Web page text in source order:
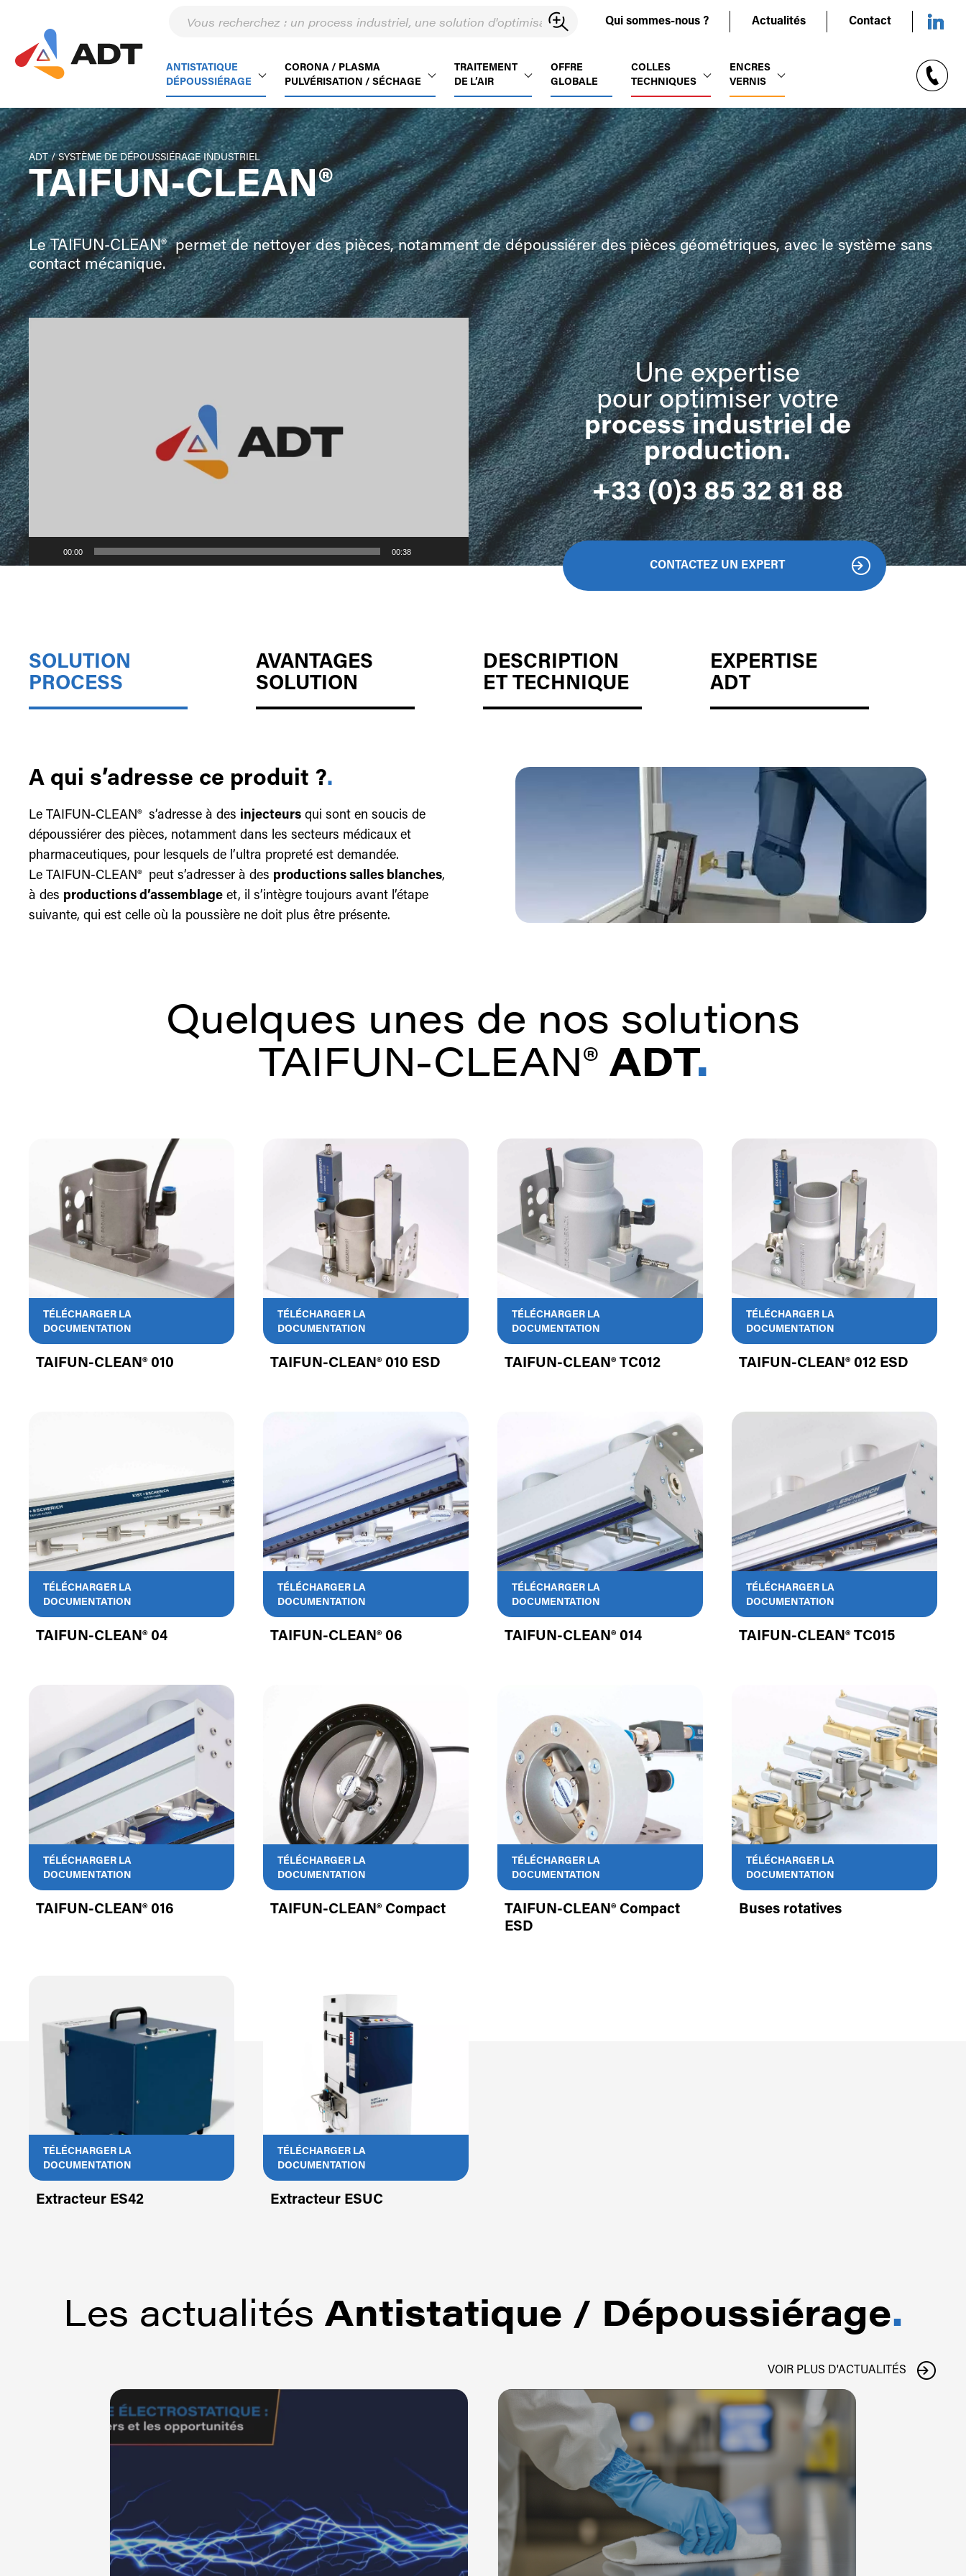
Qui sommes-nous ? Actualités Contact
ANTISTATIQUE
DÉPOUSSIÉRAGE
CORONA / PLASMA
PULVÉRISATION / SÉCHAGE
TRAITEMENT
DE L’AIR
OFFRE
GLOBALE
COLLES
TECHNIQUES
ENCRES
VERNIS
ADT/SYSTÈME DE DÉPOUSSIÉRAGE INDUSTRIEL
TAIFUN-CLEAN®
Le TAIFUN-CLEAN® permet de nettoyer des pièces, notamment de dépoussiérer des pièces géométriques, avec le système sans
contact mécanique.
Lecteur
vidéo
00:00 00:38
Une expertise
pour optimiser votre
process industriel de
production.
+33 (0)3 85 32 81 88
CONTACTEZ UN EXPERT
SOLUTION
PROCESS
AVANTAGES
SOLUTION
DESCRIPTION
ET TECHNIQUE
EXPERTISE
ADT
A qui s’adresse ce produit ?.
Le TAIFUN-CLEAN® s’adresse à des injecteurs qui sont en soucis de
dépoussiérer des pièces, notamment dans les secteurs médicaux et
pharmaceutiques, pour lesquels de l’ultra propreté est demandée.
Le TAIFUN-CLEAN® peut s’adresser à des productions salles blanches,
à des productions d’assemblage et, il s’intègre toujours avant l’étape
suivante, qui est celle où la poussière ne doit plus être présente.
Quelques unes de nos solutions
TAIFUN-CLEAN® ADT.
TÉLÉCHARGER LA
DOCUMENTATION
TAIFUN-CLEAN® 010
TÉLÉCHARGER LA
DOCUMENTATION
TAIFUN-CLEAN® 010 ESD
TÉLÉCHARGER LA
DOCUMENTATION
TAIFUN-CLEAN® TC012
TÉLÉCHARGER LA
DOCUMENTATION
TAIFUN-CLEAN® 012 ESD
TÉLÉCHARGER LA
DOCUMENTATION
TAIFUN-CLEAN® 04
TÉLÉCHARGER LA
DOCUMENTATION
TAIFUN-CLEAN® 06
TÉLÉCHARGER LA
DOCUMENTATION
TAIFUN-CLEAN® 014
TÉLÉCHARGER LA
DOCUMENTATION
TAIFUN-CLEAN® TC015
TÉLÉCHARGER LA
DOCUMENTATION
TAIFUN-CLEAN® 016
TÉLÉCHARGER LA
DOCUMENTATION
TAIFUN-CLEAN® Compact
TÉLÉCHARGER LA
DOCUMENTATION
TAIFUN-CLEAN® Compact
ESD
TÉLÉCHARGER LA
DOCUMENTATION
Buses rotatives
TÉLÉCHARGER LA
DOCUMENTATION
Extracteur ES42
TÉLÉCHARGER LA
DOCUMENTATION
Extracteur ESUC
Les actualités Antistatique / Dépoussiérage.
VOIR PLUS D'ACTUALITÉS